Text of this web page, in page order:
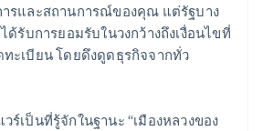
รและสถานการณ์ของคุณ แต่รัฐบาง
ด้รับการยอมรับในวงกว้างถึงเงื่อนไขที่
ทะเบียน โดยดึงดูดธุรกิจจากทั่ว
วร์เป็นที่รู้จักในฐานะ “เมืองหลวงของ